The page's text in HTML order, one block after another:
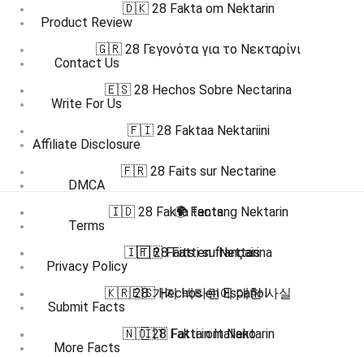
Product Review
Contact Us
Write For Us
Affiliate Disclosure
DMCA
Terms
Privacy Policy
Submit Facts
More Facts
🇩🇰 28 Fakta om Nektarin
🇬🇷 28 Γεγονότα για το Νεκταρίνι
🇪🇸 28 Hechos Sobre Nectarina
🇫🇮 28 Faktaa Nektariini
🇫🇷 28 Faits sur Nectarine
🇮🇩 28 Fakta tentang Nektarin
🇮🇹 28 Fatti su Nettarina
🇰🇷 28 가지 넥타린에 대한 사실
🇳🇴 28 Fakta om Nektarin
🌍 Facts
🇫🇷 Faits en français
🇪🇸 Hechos en Español
🇮🇹 Fatti in Italiano